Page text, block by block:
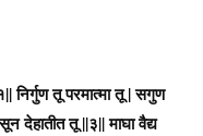
तू परमात्मा तू | सगुण
देहातीत तू ||३|| माघा वैद्य